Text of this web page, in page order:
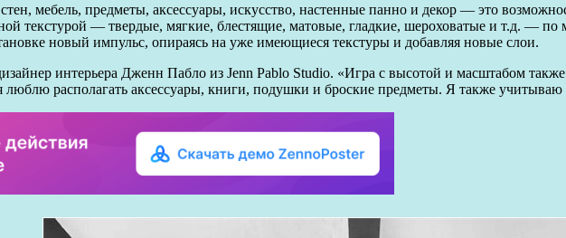
мебель, предметы, аксессуары, искусство, настенные панно и декор — это
текстурой — твердые, мягкие, блестящие, матовые, гладкие, шероховатые и т.д. — по
новый импульс, опираясь на уже имеющиеся текстуры и добавляя новые слои.
интерьера Дженн Пабло из Jenn Pablo Studio. «Игра с высотой и масштабом
люблю располагать аксессуары, книги, подушки и броские предметы. Я также